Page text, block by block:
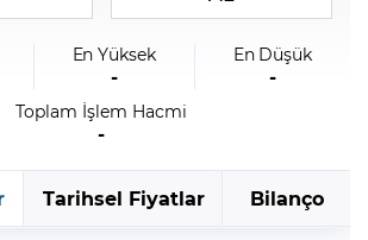
En Yüksek
-
En Düşük
-
Toplam İşlem Hacmi
-
Tarihsel Fiyatlar Bilanço